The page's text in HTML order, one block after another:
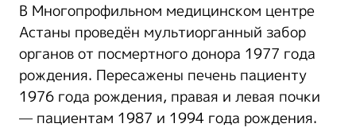
В Многопрофильном медицинском центре
Астаны проведён мультиорганный забор
органов от посмертного донора 1977 года
рождения. Пересажены печень пациенту
1976 года рождения, правая и левая почки
— пациентам 1987 и 1994 года рождения.